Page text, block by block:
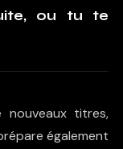
ou tu te
nouveaux titres,
également